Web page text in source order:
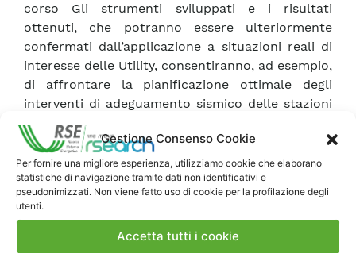
Gestione Consenso Cookie
Per fornire una migliore esperienza, utilizziamo cookie che elaborano
statistiche di navigazione tramite dati non identificativi e
pseudonimizzati. Non viene fatto uso di cookie per la profilazione degli
utenti.
Accetta tutti i cookie
corso Gli strumenti sviluppati e i risultati
ottenuti, che potranno essere ulteriormente
confermati dall’applicazione a situazioni reali di
interesse delle Utility, consentiranno, ad esempio,
di affrontare la pianificazione ottimale degli
interventi di adeguamento sismico delle stazioni
e una valutazione della situazione in seguito ad
eventi eccezionali.
Scarica Rapporto